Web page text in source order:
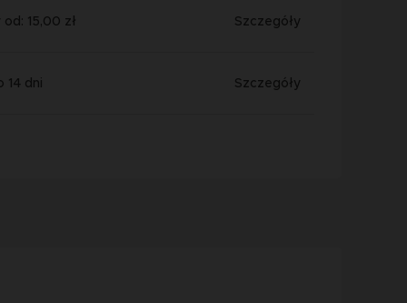
15,00 zł Szczegóły
14 dni Szczegóły